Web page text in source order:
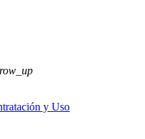
y Uso